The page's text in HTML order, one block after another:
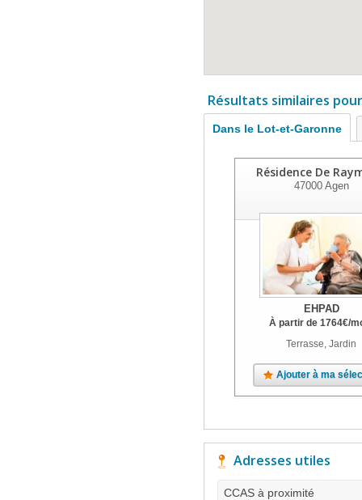
Résultats similaires
Dans le Lot-et-Garonne
Résidence De
47000Agen
EHPAD
À partir de 1764€/
Terrasse, Jardin
Ajouter à ma
Adresses utiles
CCAS à proximité